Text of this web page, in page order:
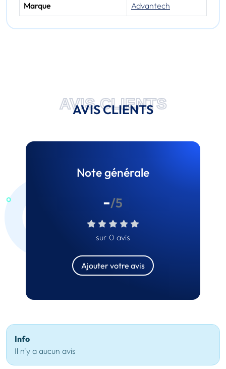
Marque Advantech
AVIS CLIENTS
AVIS CLIENTS
Note générale
-/5
sur 0 avis
Ajouter votre avis
Info
Il n'y a aucun avis